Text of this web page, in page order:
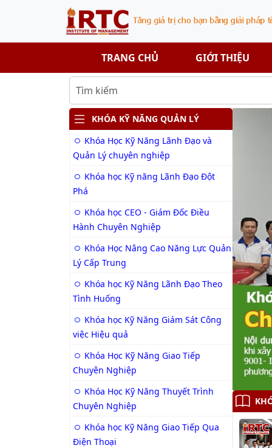
VIỆN NGHIÊN CỨU
TRANG CHỦ GIỚI THIỆU
KHÓA KỸ NĂNG QUẢN LÝ
Khóa Học Kỹ Năng Lãnh Đạo và
Quản Lý chuyên nghiệp
Khóa học Kỹ năng Lãnh Đạo Đột
Phá
Khóa học CEO - Giám Đốc Điều
Hành Chuyên Nghiệp
Khóa Học Nâng Cao Năng Lực Quản
Lý Cấp Trung
Khóa học Kỹ Năng Lãnh Đạo Theo
Tình Huống
Khóa học Kỹ Năng Giám Sát Công
việc Hiệu quả
Khóa Học Kỹ Năng Giao Tiếp
Chuyên Nghiệp
Khóa Học Kỹ Năng Thuyết Trình
Chuyên Nghiệp
Khóa học Kỹ Năng Giao Tiếp Qua
Điện Thoại